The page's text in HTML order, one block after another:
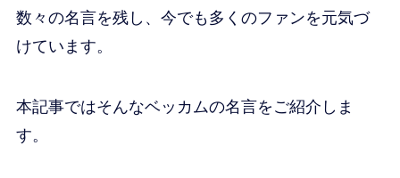
数々の名言を残し、今でも多くのファンを元気づ
けています。
本記事ではそんなベッカムの名言をご紹介しま
す。